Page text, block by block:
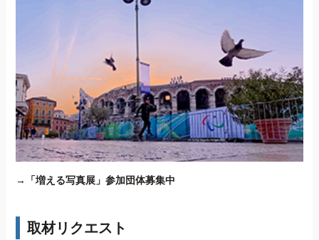
→ 「増える写真展」参加団体募集中
取材リクエスト